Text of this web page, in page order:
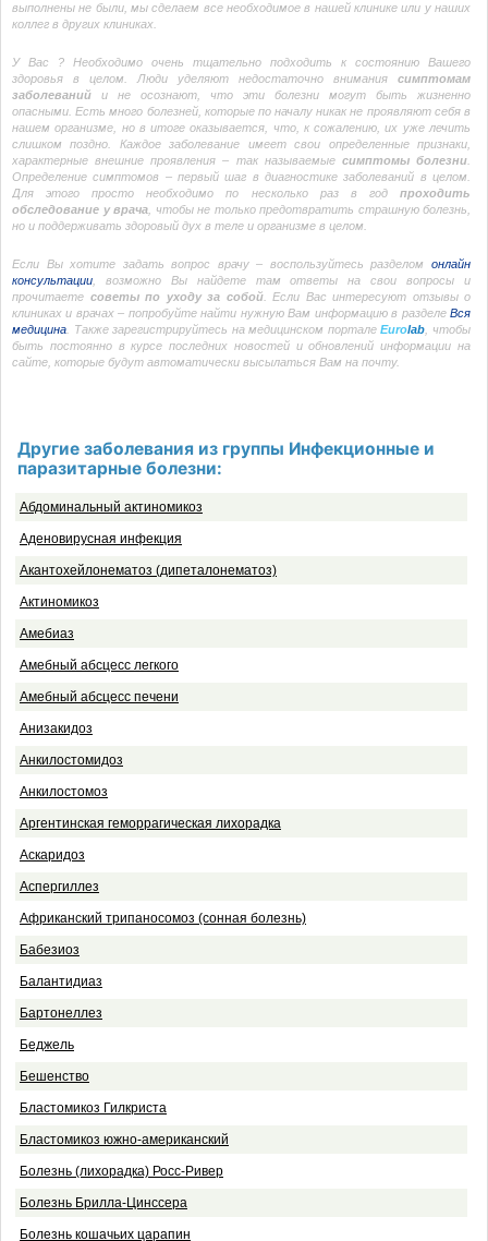
выполнены не были, мы сделаем все необходимое в нашей клинике или у наших
коллег в других клиниках.
У Вас ? Необходимо очень тщательно подходить к состоянию Вашего
здоровья в целом. Люди уделяют недостаточно внимания симптомам
заболеваний и не осознают, что эти болезни могут быть жизненно
опасными. Есть много болезней, которые по началу никак не проявляют себя в
нашем организме, но в итоге оказывается, что, к сожалению, их уже лечить
слишком поздно. Каждое заболевание имеет свои определенные признаки,
характерные внешние проявления – так называемые симптомы болезни
Определение симптомов – первый шаг в диагностике заболеваний в целом.
Для этого просто необходимо по несколько раз в год проходить
обследование у врача , чтобы не только предотвратить страшную болезнь,
но и поддерживать здоровый дух в теле и организме в целом.
Если Вы хотите задать вопрос врачу – воспользуйтесь разделом онлайн
консультации , возможно Вы найдете там ответы на свои вопросы и
прочитаете советы по уходу за собой. Если Вас интересуют отзывы о
клиниках и врачах – попробуйте найти нужную Вам информацию в разделе Вся
медицина . Также зарегистрируйтесь на медицинском порталеEurolab , чтобы
быть постоянно в курсе последних новостей и обновлений информации на
сайте, которые будут автоматически высылаться Вам на почту.
Другие заболевания из группы Инфекционные и
паразитарные болезни:
Абдоминальный актиномикоз
Аденовирусная инфекция
Акантохейлонематоз (дипеталонематоз)
Актиномикоз
Амебиаз
Амебный абсцесс легкого
Амебный абсцесс печени
Анизакидоз
Анкилостомидоз
Анкилостомоз
Аргентинская геморрагическая лихорадка
Аскаридоз
Аспергиллез
Африканский трипаносомоз (сонная болезнь)
Бабезиоз
Балантидиаз
Бартонеллез
Беджель
Бешенство
Бластомикоз Гилкриста
Бластомикоз южно-американский
Болезнь (лихорадка) Росс-Ривер
Болезнь Брилла-Цинссера
Болезнь кошачьих царапин